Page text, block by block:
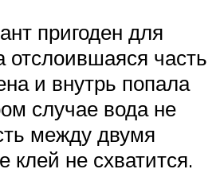
пригоден для
отслоившаяся часть
и внутрь попала
случае вода не
между двумя
клей не схватится.